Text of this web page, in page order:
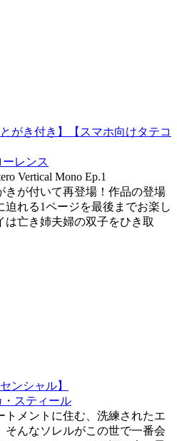
がき付き】【スマホ向けタテコ
レンス
Vertical Mono Ep.1
きが付いて再登場！作品の登場
迫れる1ページを最後までお楽し
は亡き姉夫婦の双子をひき取
ンシャル】
・スティール
トメントに住む、洗練されたエ
そんなソレルがこの世で一番会